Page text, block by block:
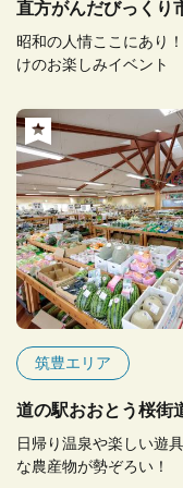
直方がんだびっくり
昭和の人情ここにあり
けのお楽しみイベント
筑豊エリア
道の駅おおとう桜街
日帰り温泉や楽しい遊
な農産物が勢ぞろい！